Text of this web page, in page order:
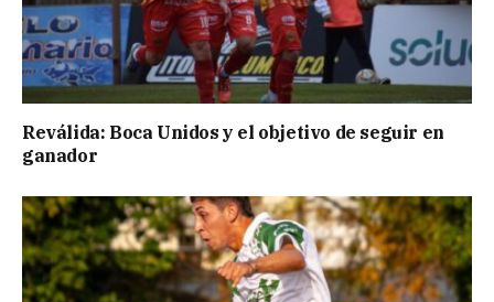
Reválida: Boca Unidos y el objetivo de seguir en
ganador